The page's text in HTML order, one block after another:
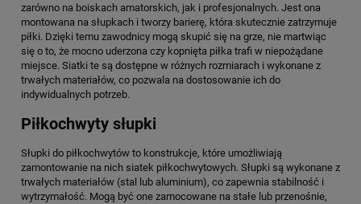
zarówno na boiskach amatorskich, jak i profesjonalnych. Jest ona
montowana na słupkach i tworzy barierę, która skutecznie zatrzymuje
piłki. Dzięki temu zawodnicy mogą skupić się na grze, nie martwiąc
się o to, że mocno uderzona czy kopnięta piłka trafi w niepożądane
miejsce. Siatki te są dostępne w różnych rozmiarach i wykonane z
trwałych materiałów, co pozwala na dostosowanie ich do
indywidualnych potrzeb.
Piłkochwyty słupki
Słupki do piłkochwytów to konstrukcje, które umożliwiają
zamontowanie na nich siatek piłkochwytowych. Słupki są wykonane z
trwałych materiałów (stal lub aluminium), co zapewnia stabilność i
wytrzymałość. Mogą być one zamocowane na stałe lub przenośnie,